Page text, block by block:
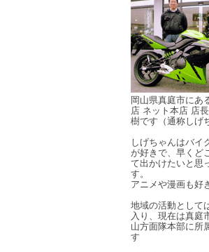
岡山県真庭市にあ
店 ネット本店 店
樹です（通称しげ
しげちゃんはバイ
が好きで、早くど
て出かけたいと思
す。
アニメや漫画も好
地域の活動として
入り、現在は真庭
山方面隊本部に所
す